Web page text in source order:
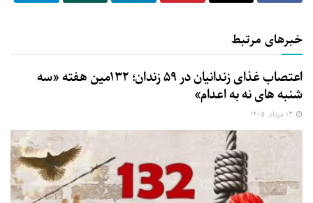
خبرهای مرتبط
اعتصاب غذای زندانیان در ۵۹ زندان؛ ۱۳۲مین هفته «سه‌
شنبه‌ های نه به اعدام»